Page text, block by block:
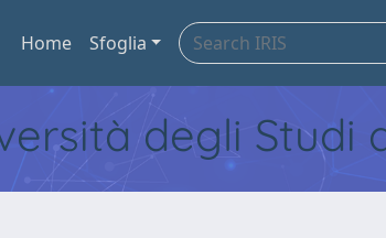
Home Sfoglia
degli Studi